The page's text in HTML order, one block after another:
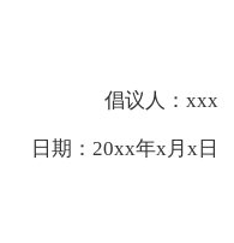
倡议人：xxx
日期：20xx年x月x日